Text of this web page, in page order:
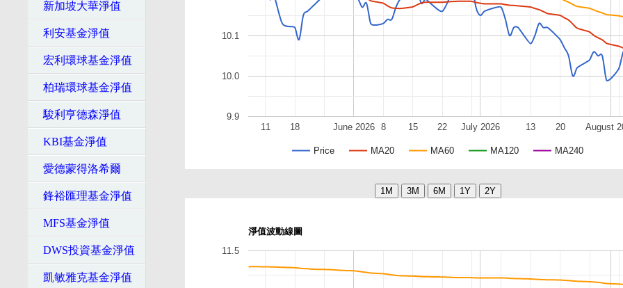
新加坡大華淨值
利安基金淨值
宏利環球基金淨值
柏瑞環球基金淨值
駿利亨德森淨值
KBI基金淨值
愛德蒙得洛希爾
鋒裕匯理基金淨值
MFS基金淨值
DWS投資基金淨值
凱敏雅克基金淨值
Price MA20 MA60 MA120 MA240
June 2026 July 2026 August
11 18 8 15 22 13 20
9.9
10.0
10.1
淨值波動線圖
11.5